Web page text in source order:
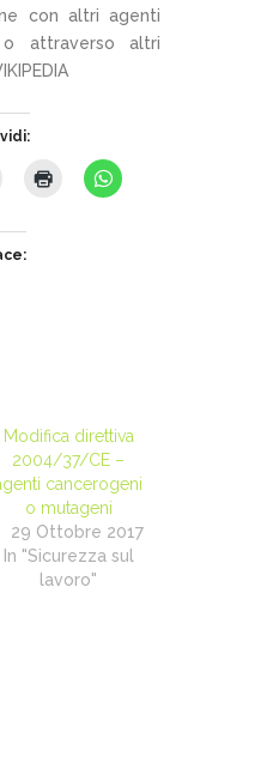
con altri agenti
attraverso altri
Modifica direttiva
2004/37/CE –
cancerogeni
o mutageni
29 Ottobre 2017
In "Sicurezza sul
lavoro"